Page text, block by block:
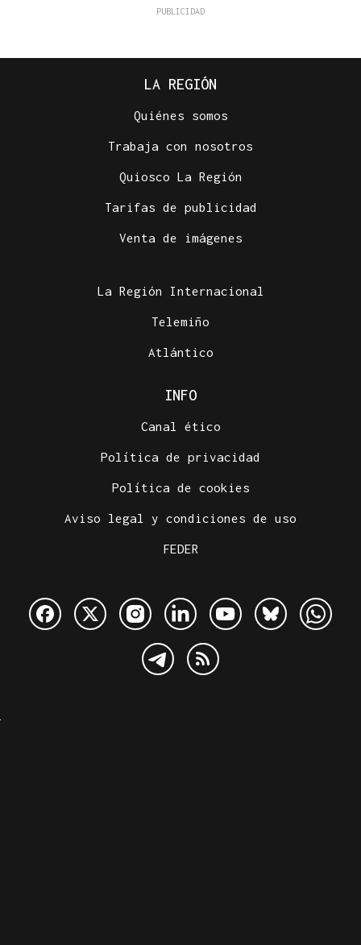
LA REGIÓN
Quiénes somos
Trabaja con nosotros
Quiosco La Región
Tarifas de publicidad
Venta de imágenes
La Región Internacional
Telemiño
Atlántico
INFO
Canal ético
Política de privacidad
Política de cookies
Aviso legal y condiciones de uso
FEDER